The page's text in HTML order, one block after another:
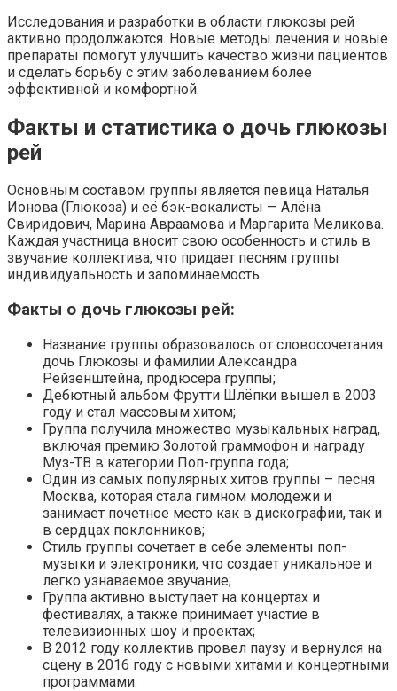
Исследования и разработки в области глюкозы рей
активно продолжаются. Новые методы лечения и новые
препараты помогут улучшить качество жизни пациентов
и сделать борьбу с этим заболеванием более
эффективной и комфортной.
Факты и статистика о дочь глюкозы
рей
Основным составом группы является певица Наталья
Ионова (Глюкоза) и её бэк-вокалисты — Алёна
Свиридович, Марина Авраамова и Маргарита Меликова.
Каждая участница вносит свою особенность и стиль в
звучание коллектива, что придает песням группы
индивидуальность и запоминаемость.
Факты о дочь глюкозы рей:
Название группы образовалось от словосочетания
дочь Глюкозы и фамилии Александра
Рейзенштейна, продюсера группы;
Дебютный альбом Фрутти Шлёпки вышел в 2003
году и стал массовым хитом;
Группа получила множество музыкальных наград,
включая премию Золотой граммофон и награду
Муз-ТВ в категории Поп-группа года;
Один из самых популярных хитов группы – песня
Москва, которая стала гимном молодежи и
занимает почетное место как в дискографии, так и
в сердцах поклонников;
Стиль группы сочетает в себе элементы поп-
музыки и электроники, что создает уникальное и
легко узнаваемое звучание;
Группа активно выступает на концертах и
фестивалях, а также принимает участие в
телевизионных шоу и проектах;
В 2012 году коллектив провел паузу и вернулся на
сцену в 2016 году с новыми хитами и концертными
программами.